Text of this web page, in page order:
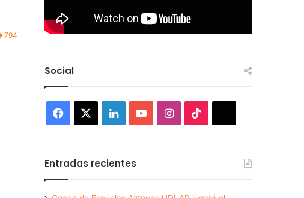
794
Social
Facebook LinkedInYouTubeInstagram
Entradas recientes